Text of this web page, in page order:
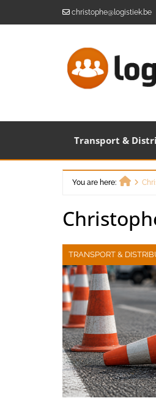
christophe@logistiek.be
Transport &
You are here:
TRANSPORT &